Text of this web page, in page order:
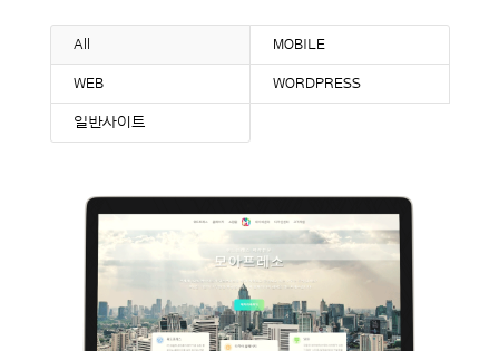
All MOBILE
WEB WORDPRESS
일반사이트